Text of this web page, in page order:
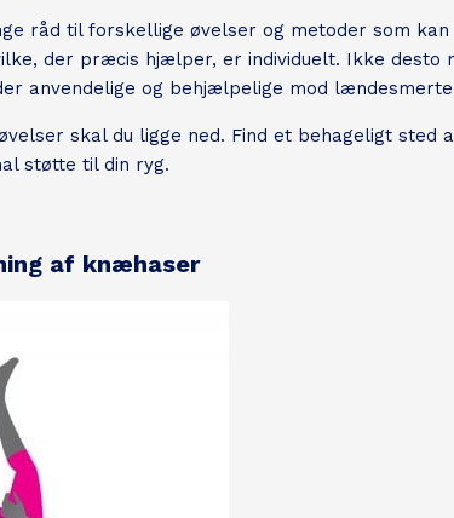
råd til forskellige øvelser og metoder som
der præcis hjælper, er individuelt. Ikke desto
anvendelige og behjælpelige mod
skal du ligge ned. Find et behageligt sted
støtte til din ryg.
af knæhaser